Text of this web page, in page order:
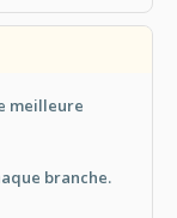
meilleure
branche.